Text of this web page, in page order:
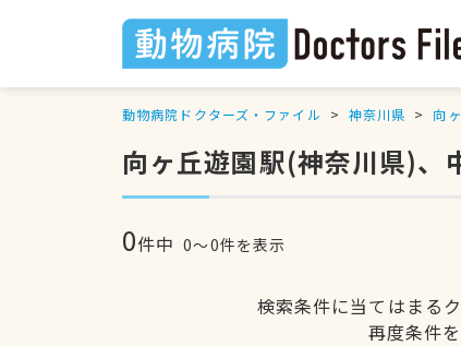
動物病院ドクターズ・ファイル 神奈川県 向
向ヶ丘遊園駅(神奈川県)、
0件中 0〜0件を表示
検索条件に当てはまる
再度条件